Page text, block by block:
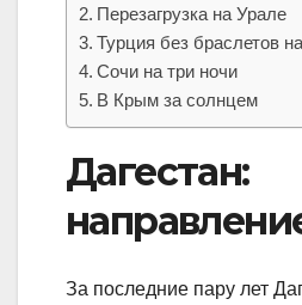
Перезагрузка на Урале
Турция без браслетов
Сочи на три ночи
В Крым за солнцем
Дагестан:
За последние пару лет